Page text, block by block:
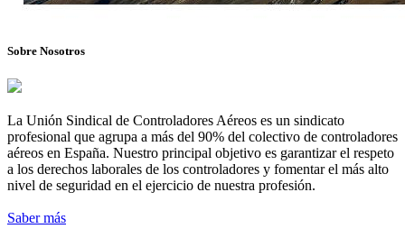
Sobre Nosotros
La Unión Sindical de Controladores Aéreos es un sindicato
profesional que agrupa a más del 90% del colectivo de controladores
aéreos en España. Nuestro principal objetivo es garantizar el respeto
a los derechos laborales de los controladores y fomentar el más alto
nivel de seguridad en el ejercicio de nuestra profesión.
Saber más